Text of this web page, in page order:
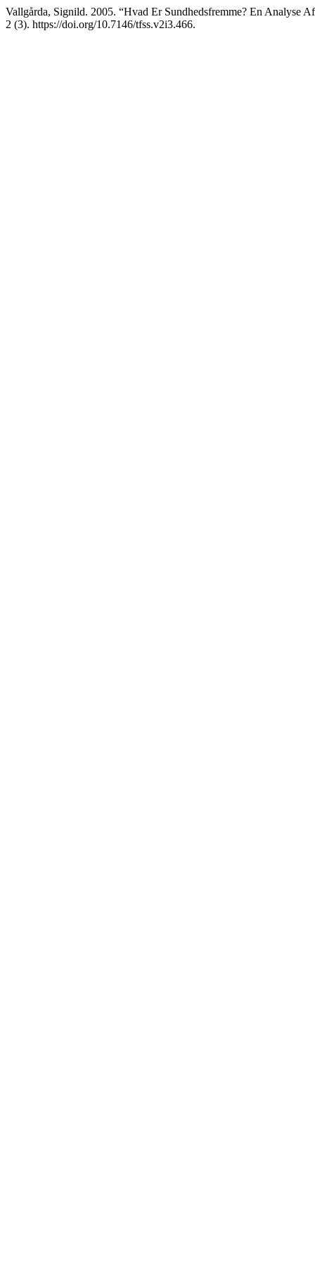
Vallgårda, Signild. 2005. “Hvad Er Sundhedsfremme? En Analyse
2 (3). https://doi.org/10.7146/tfss.v2i3.466.